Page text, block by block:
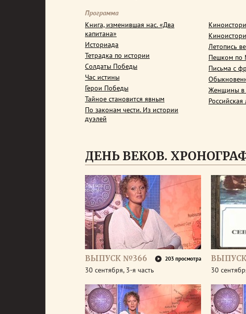
Программа
Книга, изменившая нас. «Два
капитана»
Историада
Тетрадка по истории
Солдаты Победы
Час истины
Герои Победы
Тайное становится явным
По законам чести. Из истории
дуэлей
Летопись
Пешком по
Письма с
Женщины в
Российская
ДЕНЬ ВЕКОВ.
ВЫПУСК №366 203 просмотра
30 сентября, 3-я часть 30